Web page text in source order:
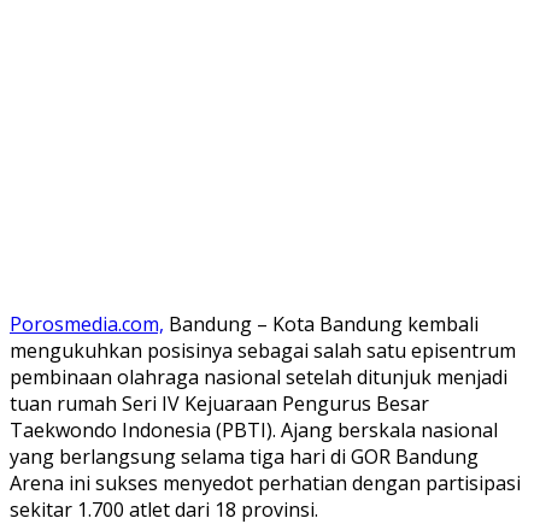
Porosmedia.com, Bandung – Kota Bandung kembali
mengukuhkan posisinya sebagai salah satu episentrum
pembinaan olahraga nasional setelah ditunjuk menjadi
tuan rumah Seri IV Kejuaraan Pengurus Besar
Taekwondo Indonesia (PBTI). Ajang berskala nasional
yang berlangsung selama tiga hari di GOR Bandung
Arena ini sukses menyedot perhatian dengan partisipasi
sekitar 1.700 atlet dari 18 provinsi.